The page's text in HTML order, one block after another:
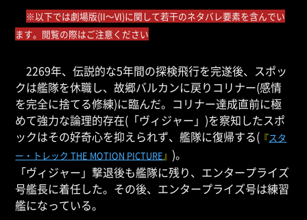
※以下では劇場版(II～VI)に関して若干のネタバレ要素を含んでい
ます。閲覧の際はご注意ください
2269年、伝説的な5年間の探検飛行を完遂後、スポッ
クは艦隊を休職し、故郷バルカンに戻りコリナー(感情
を完全に捨てる修練)に臨んだ。コリナー達成直前に極
めて強力な論理的存在(「ヴィジャー」)を察知したスポ
ックはその好奇心を抑えられず、艦隊に復帰する( 『スタ
ー・トレック THE MOTION PICTURE』)。
「ヴィジャー」撃退後も艦隊に残り、エンタープライズ
号艦長に着任した。その後、エンタープライズ号は練習
艦になっている。